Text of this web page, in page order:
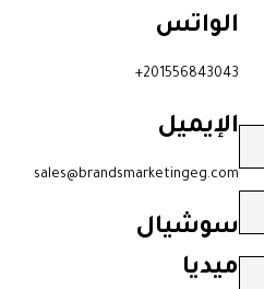
الواتس
201556843043+
الإيميل
sales@brandsmarketingeg.com
سوشيال
ميديا